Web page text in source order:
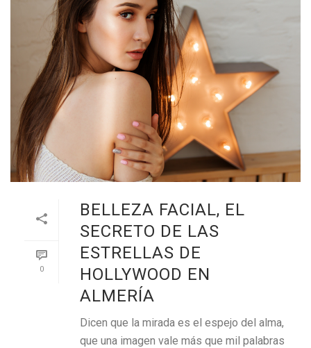
0
BELLEZA FACIAL, EL
SECRETO DE LAS
ESTRELLAS DE
HOLLYWOOD EN
ALMERÍA
Dicen que la mirada es el espejo del alma,
que una imagen vale más que mil palabras